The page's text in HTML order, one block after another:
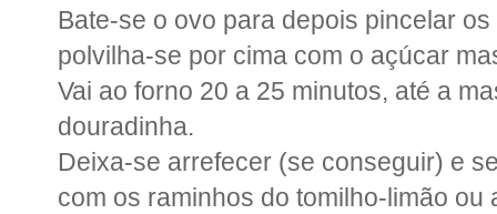
Bate-se o ovo para depois pincelar
polvilha-se por cima com o açúcar
Vai ao forno 20 a 25 minutos, até a
douradinha.
Deixa-se arrefecer (se conseguir) e
com os raminhos do tomilho-limão